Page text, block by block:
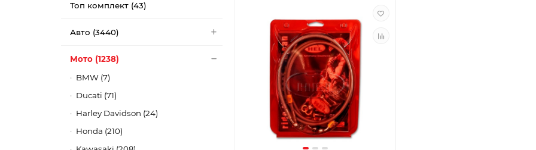
Топ комплект (43)
Авто (3440)
Мото (1238)
BMW (7)
Ducati (71)
Harley Davidson (24)
Honda (210)